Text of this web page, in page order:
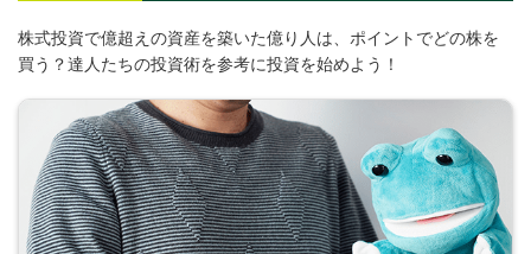
株式投資で億超えの資産を築いた億り人は、ポイントでどの株を
買う？達人たちの投資術を参考に投資を始めよう！